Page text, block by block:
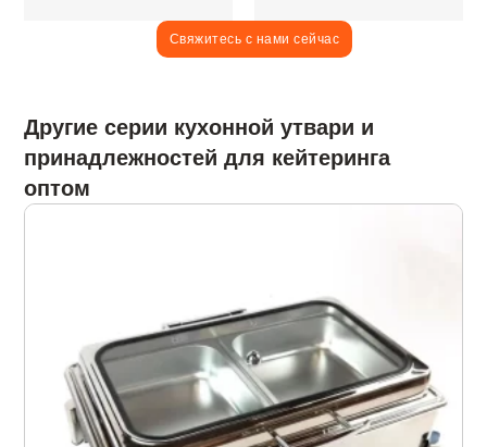
Свяжитесь с нами сейчас
Другие серии кухонной утвари и
принадлежностей для кейтеринга
оптом